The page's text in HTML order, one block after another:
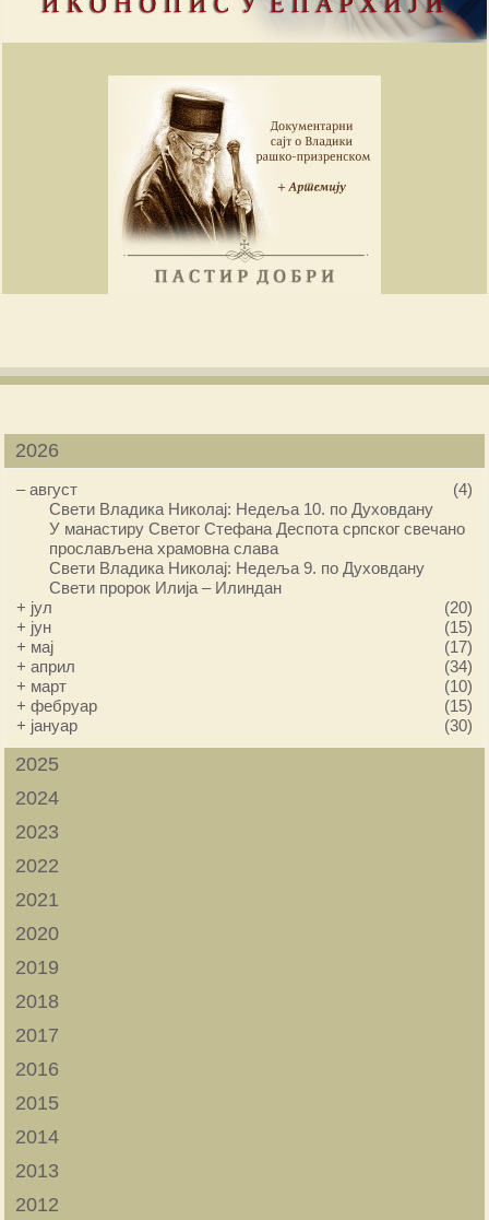
2026
–август
(4)
Свети Владика Николај: Недеља 10. по Духовдану
У манастиру Светог Стефана Деспота српског свечано
прослављена храмовна слава
Свети Владика Николај: Недеља 9. по Духовдану
Свети пророк Илија – Илиндан
+ јул
(20)
+ јун
(15)
+ мај
(17)
+април
(34)
+ март
(10)
+фебруар
(15)
+ јануар (30)
2025
2024
2023
2022
2021
2020
2019
2018
2017
2016
2015
2014
2013
2012